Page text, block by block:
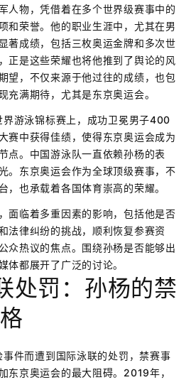
人物，凭借着在多个世界级赛事中的
和荣誉。他的职业生涯中，尤其在男
著成绩，包括三枚奥运金牌和多次世
正是这些荣耀也将他推到了舆论的风
望，不仅来源于他过往的成绩，也包
充满期待，尤其是东京奥运会。
游泳锦标赛上，成功卫冕男子400
赛中获得佳绩，使得东京奥运会成为
点。中国游泳队一直依赖孙杨的表
。东京奥运会作为全球顶级赛事，不
，也承载着各国体育崇高的荣耀。
面临着多重因素的影响，包括他是否
法律纠纷的挑战，顺利恢复参赛资
众热议的焦点。围绕孙杨是否能够出
体都展开了广泛的讨论。
处罚：孙杨的禁
件而遭到国际泳联的处罚，禁赛事
东京奥运会的最大阻碍。2019年，